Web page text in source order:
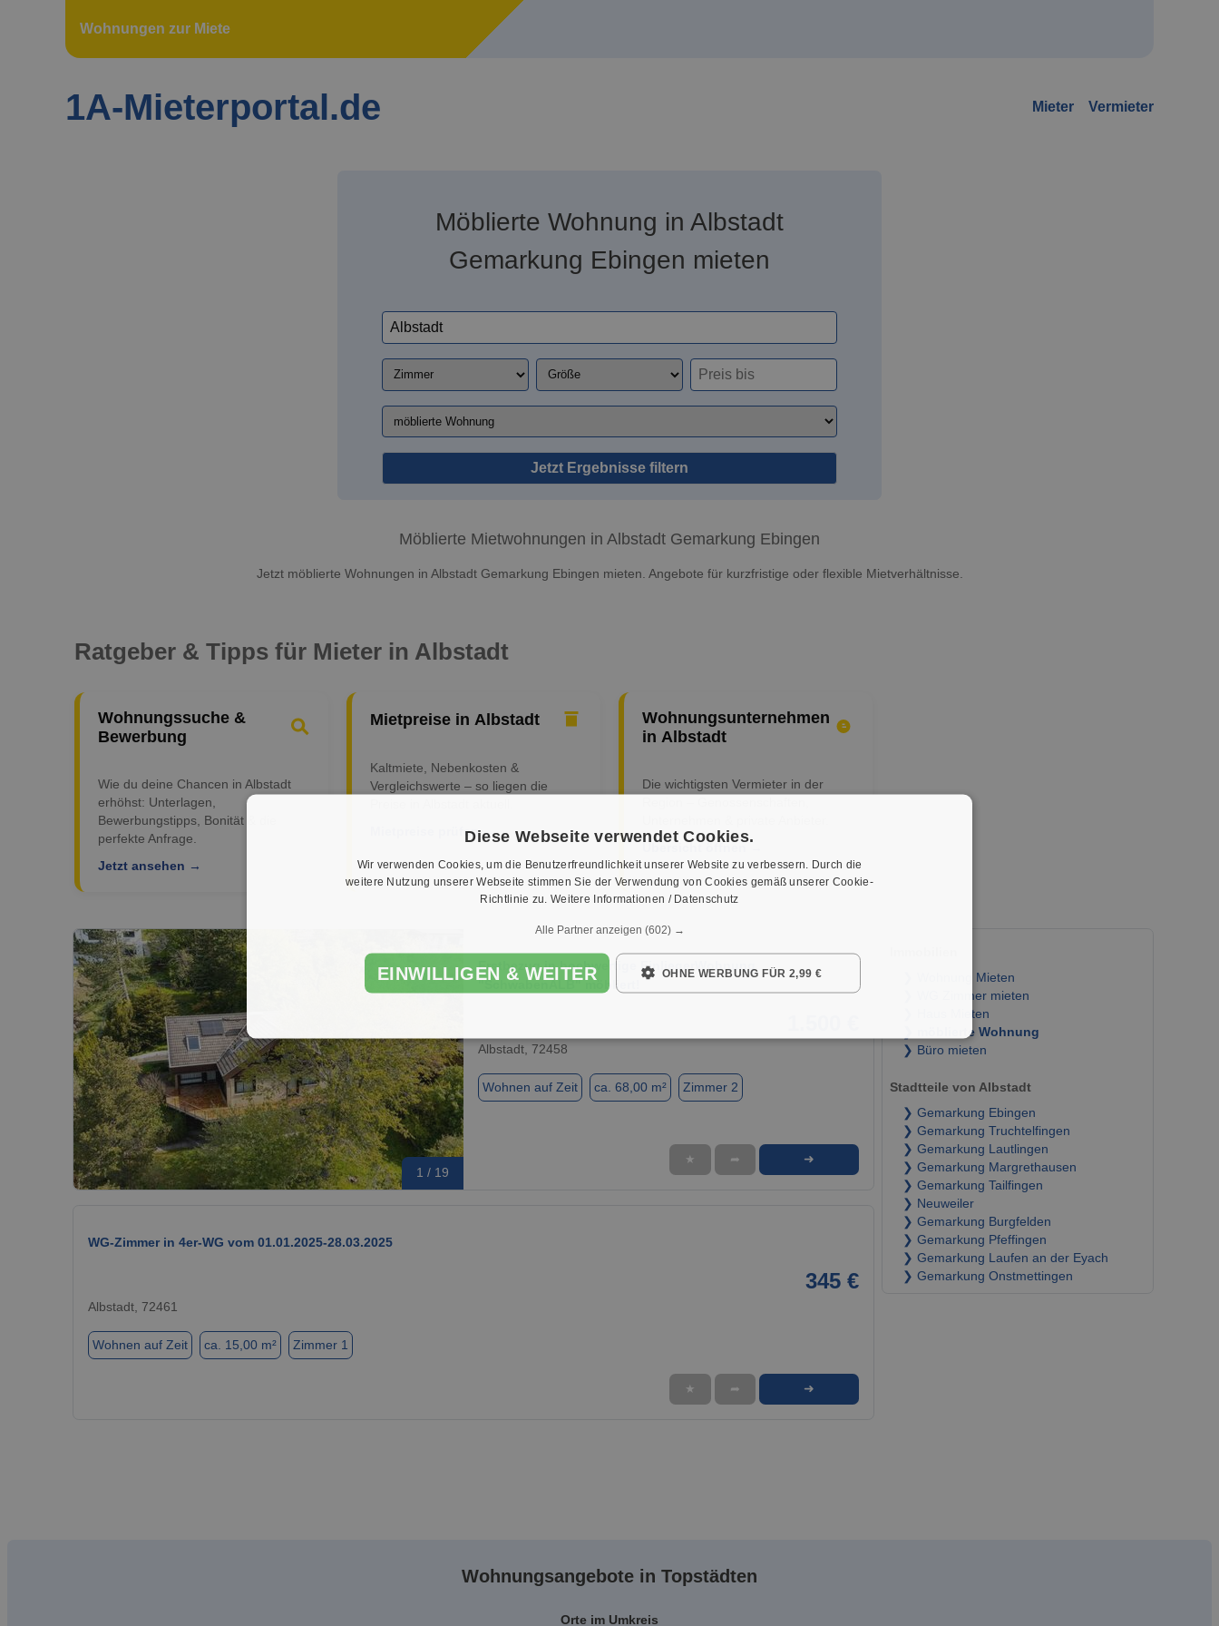
Wohnungen zur Miete
1A-Mieterportal.de Mieter Vermieter
Möblierte Wohnung in Albstadt
Gemarkung Ebingen mieten
Jetzt Ergebnisse filtern
Möblierte Mietwohnungen in Albstadt Gemarkung Ebingen
Jetzt möblierte Wohnungen in Albstadt Gemarkung Ebingen mieten. Angebote für kurzfristige oder flexible Mietverhältnisse.
Ratgeber & Tipps für Mieter in Albstadt
Wohnungssuche &
Bewerbung
Wie du deine Chancen in Albstadt
erhöhst: Unterlagen,
Bewerbungstipps, Bonität & die
perfekte Anfrage.
Jetzt ansehen →
Mietpreise in Albstadt
Kaltmiete, Nebenkosten &
Vergleichswerte – so liegen die
Mietpreise prüfen →
Wohnungsunternehmen
in Albstadt
Die wichtigsten Vermieter in der
1 / 19
Erstbezug in hochwertige EinliegerWohnung
"SchwabenALB" möbliert!
Albstadt, 72458
Wohnen auf Zeit ca. 68,00 m² Zimmer 2
★ ➦ ➜
WG-Zimmer in 4er-WG vom 01.01.2025-28.03.2025
345 €
Albstadt, 72461
Wohnen auf Zeit ca. 15,00 m² Zimmer 1
★ ➦ ➜
❯ Wohnung Mieten
❯ WG Zimmer mieten
❯ Haus Mieten
❯ möblierte Wohnung
❯ Büro mieten
Stadtteile von Albstadt
❯ Gemarkung Ebingen
❯ Gemarkung Truchtelfingen
❯ Gemarkung Lautlingen
❯ Gemarkung Margrethausen
❯ Gemarkung Tailfingen
❯ Neuweiler
❯ Gemarkung Burgfelden
❯ Gemarkung Pfeffingen
❯ Gemarkung Laufen an der Eyach
❯ Gemarkung Onstmettingen
Wohnungsangebote in Topstädten
Orte im Umkreis
Diese Webseite verwendet Cookies.
Wir verwenden Cookies, um die Benutzerfreundlichkeit unserer Website zu verbessern. Durch die
weitere Nutzung unserer Webseite stimmen Sie der Verwendung von Cookies gemäß unserer Cookie-
Richtlinie zu. Weitere Informationen / Datenschutz
Alle Partner anzeigen (602) →
EINWILLIGEN & WEITER OHNE WERBUNG FÜR 2,99 €